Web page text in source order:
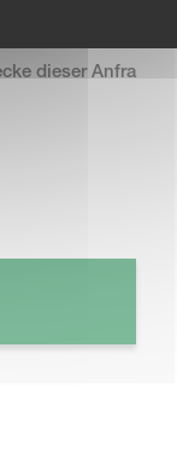
dieser Anfra